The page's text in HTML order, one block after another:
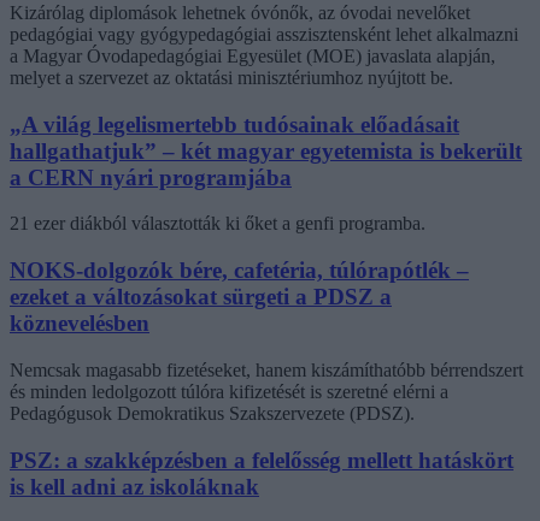
Kizárólag diplomások lehetnek óvónők, az óvodai nevelőket
pedagógiai vagy gyógypedagógiai asszisztensként lehet alkalmazni
a Magyar Óvodapedagógiai Egyesület (MOE) javaslata alapján,
melyet a szervezet az oktatási minisztériumhoz nyújtott be.
„A világ legelismertebb tudósainak előadásait
hallgathatjuk” – két magyar egyetemista is bekerült
a CERN nyári programjába
21 ezer diákból választották ki őket a genfi programba.
NOKS-dolgozók bére, cafetéria, túlórapótlék –
ezeket a változásokat sürgeti a PDSZ a
köznevelésben
Nemcsak magasabb fizetéseket, hanem kiszámíthatóbb bérrendszert
és minden ledolgozott túlóra kifizetését is szeretné elérni a
Pedagógusok Demokratikus Szakszervezete (PDSZ).
PSZ: a szakképzésben a felelősség mellett hatáskört
is kell adni az iskoláknak